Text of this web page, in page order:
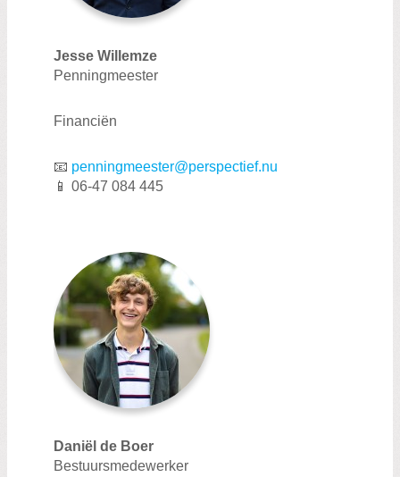
Jesse Willemze
Penningmeester
Financiën
📧 penningmeester@perspectief.nu
📱 06-47 084 445
Daniël de Boer
Bestuursmedewerker